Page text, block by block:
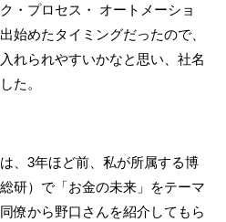
・プロセス・ オートメーショ
始めたタイミングだったので、
れられやすいかなと思い、社名
た。
、3年ほど前、私が所属する博
研）で「お金の未来」をテーマ
僚から野口さんを紹介してもら